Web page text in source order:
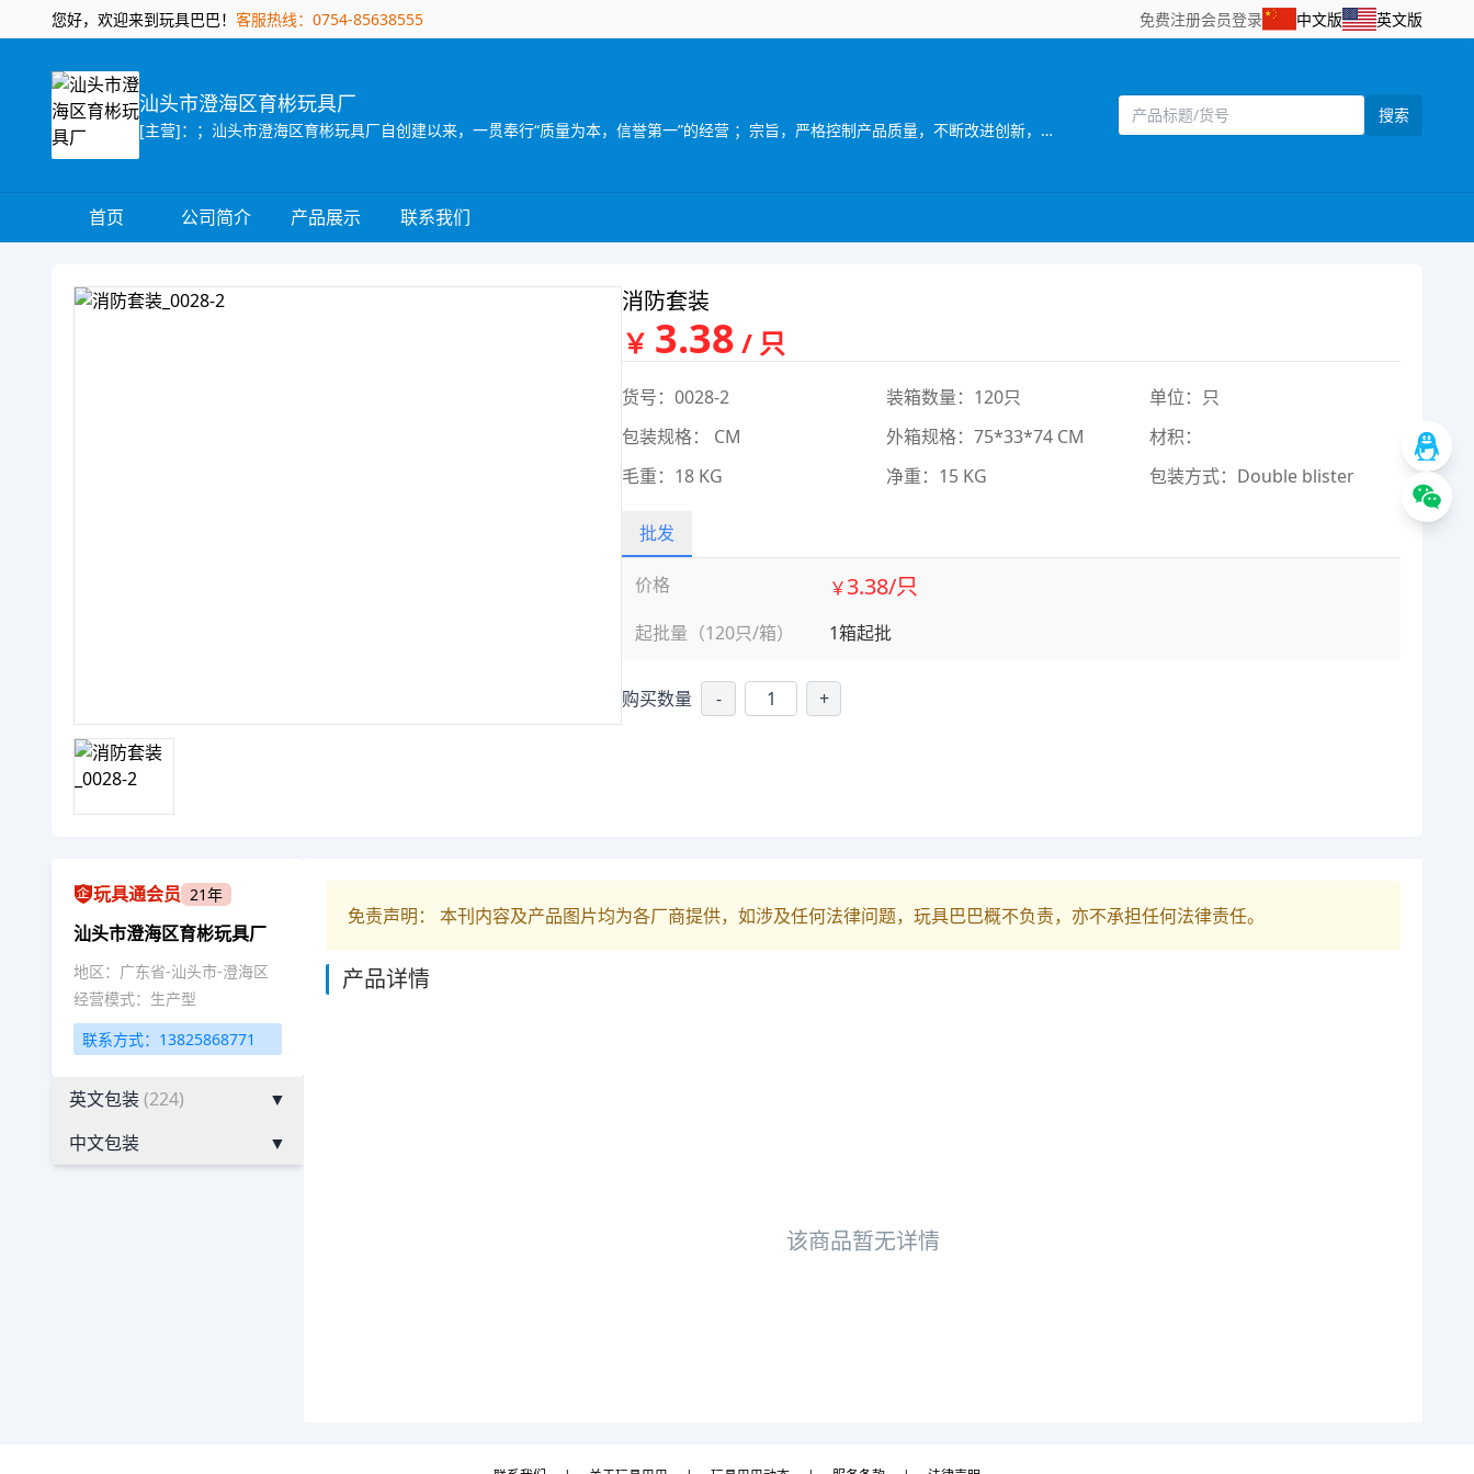
您好，欢迎来到玩具巴巴！ 客服热线：0754-85638555 免费注册会员登录 中文版 英文版
汕头市澄海区育彬玩具厂
[主营]：；汕头市澄海区育彬玩具厂自创建以来，一贯奉行“质量为本，信誉第一”的经营 ；宗旨，严格控制产品质量，不断改进创新，确保产品符合相关质量标准和客户要求，凭借自身优势及准确的市场定位，使产品更具吸引力和趣味性，倍受客户好评. ； ； ； ；汕头市澄海区育彬玩具厂专业生产回力车,回力工程车,回力机场套装,回力消防车,惯性车等.欢迎海内外客商前来参观，洽谈业务，携手共创灿烂辉煌明天. ；
搜索
首页 公司简介 产品展示 联系我们
消防套装
￥ 3.38 / 只
货号：0028-2 装箱数量：120只
单位：只
包装规格： CM
外箱规格：75*33*74 CM
材积：
毛重：18 KG
净重：15 KG 包装方式：Double blister
批发
价格
起批量（120只/箱）
￥3.38/只
1箱起批
购买数量 - +
玩具通会员 21年
汕头市澄海区育彬玩具厂
地区：广东省-汕头市-澄海区
经营模式：生产型
联系方式：13825868771
英文包装(224)
▼
中文包装
▼
免责声明： 本刊内容及产品图片均为各厂商提供，如涉及任何法律问题，玩具巴巴概不负责，亦不承担任何法律责任。
产品详情
该商品暂无详情